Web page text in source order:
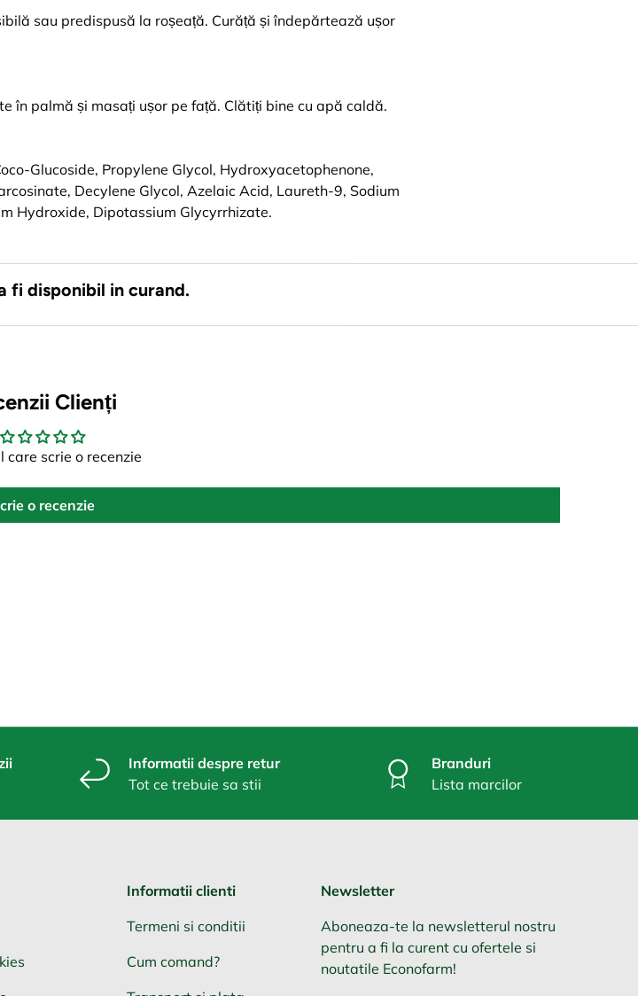
sau predispusă la roșeață. Curăță și îndepărtează ușor
în palmă și masați ușor pe față. Clătiți bine cu apă caldă.
Glucoside, Propylene Glycol, Hydroxyacetophenone,
Decylene Glycol, Azelaic Acid, Laureth-9, Sodium
Hydroxide, Dipotassium Glycyrrhizate.
fi disponibil in curand.
Clienți
care scrie o recenzie
o recenzie
Informatii despre retur
Tot ce trebuie sa stii
Branduri
Lista marcilor
Informatii clienti
Termeni si conditii
Cum comand?
Newsletter
Aboneaza-te la newsletterul nostru
pentru a fi la curent cu ofertele si
noutatile Econofarm!